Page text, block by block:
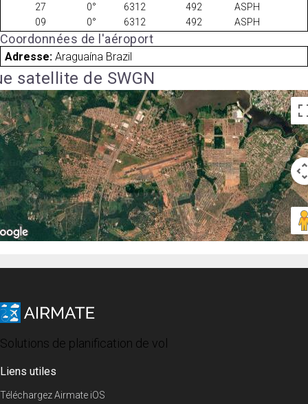
27 0° 6312 492
ASPH
09
0° 6312 492 ASPH
Coordonnées de l'aéroport
Adresse: Araguaína Brazil
satellite de SWGN
Solutions de planification de vol
Liens utiles
Téléchargez Airmate iOS